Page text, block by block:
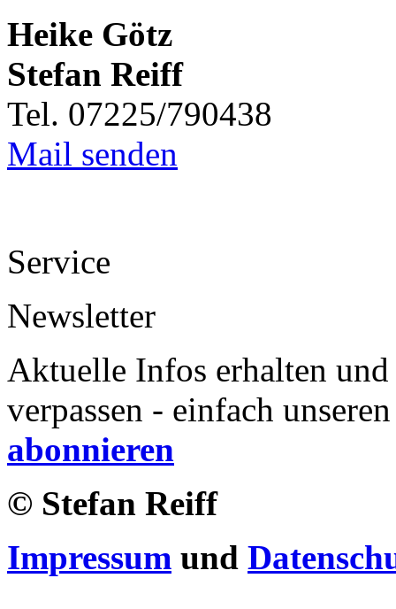
Heike Götz
Stefan Reiff
Tel. 07225/790438
Mail senden
Service
Newsletter
Aktuelle Infos erhalten
verpassen - einfach
abonnieren
© Stefan Reiff
Impressum und